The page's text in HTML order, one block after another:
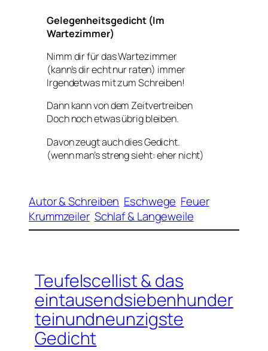
Gelegenheitsgedicht (Im
Wartezimmer)
Nimm dir für das Wartezimmer
(kann’s dir echt nur raten) immer
Irgendetwas mit zum Schreiben!
Dann kann von dem Zeitvertreiben
Doch noch etwas übrig bleiben.
Davon zeugt auch dies Gedicht.
(wenn man’s streng sieht: eher nicht)
Autor & Schreiben Eschwege Feuer
Krummzeiler Schlaf & Langeweile
Teufelscellist & das
eintausendsiebenhunder
teinundneunzigste
Gedicht